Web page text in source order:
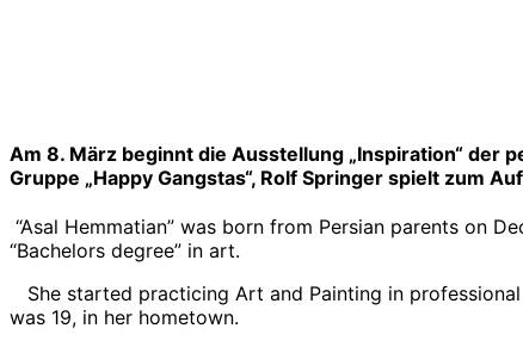
Am 8. März beginnt die Ausstellung „Inspiration“ der
Gruppe „Happy Gangstas“, Rolf Springer spielt zum
“Asal Hemmatian” was born from Persian parents on
“Bachelors degree” in art.
She started practicing Art and Painting in professional
was 19, in her hometown.